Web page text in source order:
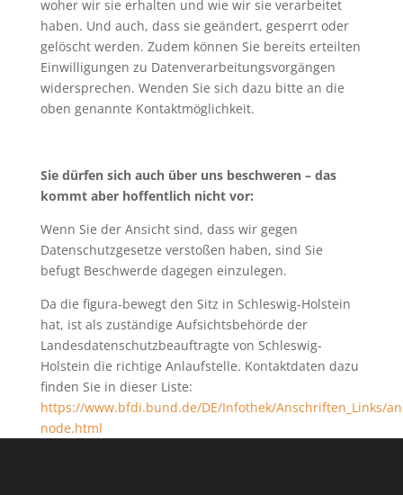
woher wir sie erhalten und wie wir sie verarbeitet
haben. Und auch, dass sie geändert, gesperrt oder
gelöscht werden. Zudem können Sie bereits erteilten
Einwilligungen zu Datenverarbeitungsvorgängen
widersprechen. Wenden Sie sich dazu bitte an die
oben genannte Kontaktmöglichkeit.
Sie dürfen sich auch über uns beschweren – das
kommt aber hoffentlich nicht vor:
Wenn Sie der Ansicht sind, dass wir gegen
Datenschutzgesetze verstoßen haben, sind Sie
befugt Beschwerde dagegen einzulegen.
Da die figura-bewegt den Sitz in Schleswig-Holstein
hat, ist als zuständige Aufsichtsbehörde der
Landesdatenschutzbeauftragte von Schleswig-
Holstein die richtige Anlaufstelle. Kontaktdaten dazu
finden Sie in dieser Liste:
https://www.bfdi.bund.de/DE/Infothek/Anschriften_Links/
node.html